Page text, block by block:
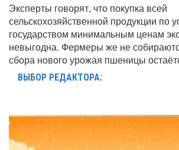
Эксперты говорят, что покупка всей
сельскохозяйственной продукции по
государством минимальным ценам
невыгодна. Фермеры же не
сбора нового урожая пшеницы
ВЫБОР РЕДАКТОРА: